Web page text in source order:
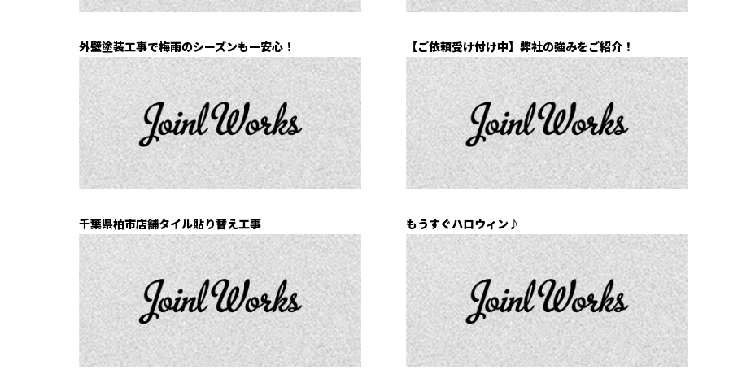
外壁塗装工事で梅雨のシーズンも一安心！ 【ご依頼受け付け中】弊社の強みをご紹介！
千葉県柏市店舗タイル貼り替え工事 もうすぐハロウィン♪